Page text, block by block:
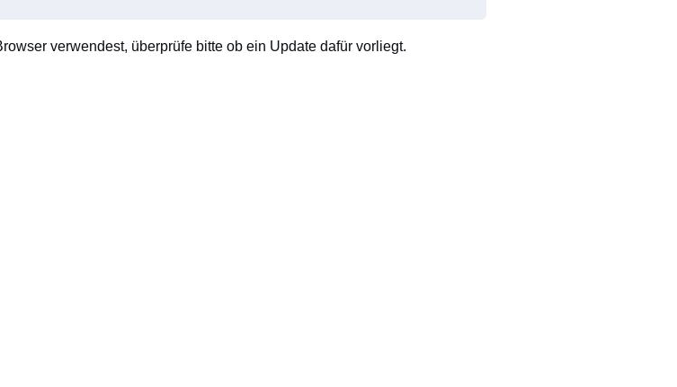
verwendest, überprüfe bitte ob ein Update dafür vorliegt.